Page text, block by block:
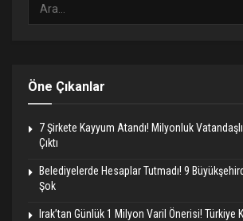
Öne Çıkanlar
7 Şirkete Kayyum Atandı! Milyonluk
Çıktı
Belediyelerde Hesaplar Tutmadı! 9
Şok
Irak’tan Günlük 1 Milyon Varil Önerisi! Türkiye